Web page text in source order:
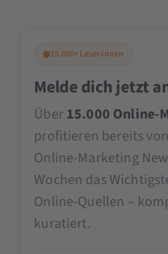
15.000+ Leser:innen
Melde dich jetzt
Über15.000 Online-
profitieren bereits
Online-Marketing
Wochen das
Online-Quellen –
kuratiert.